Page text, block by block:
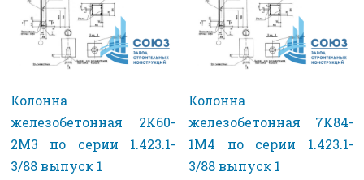
Колонна
железобетонная 2К60-
2М3 по серии 1.423.1-
3/88 выпуск 1
Колонна
железобетонная 7К84-
1М4 по серии 1.423.1-
3/88 выпуск 1